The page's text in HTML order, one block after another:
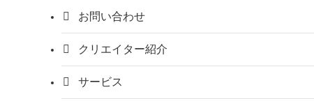
お問い合わせ
クリエイター紹介
サービス